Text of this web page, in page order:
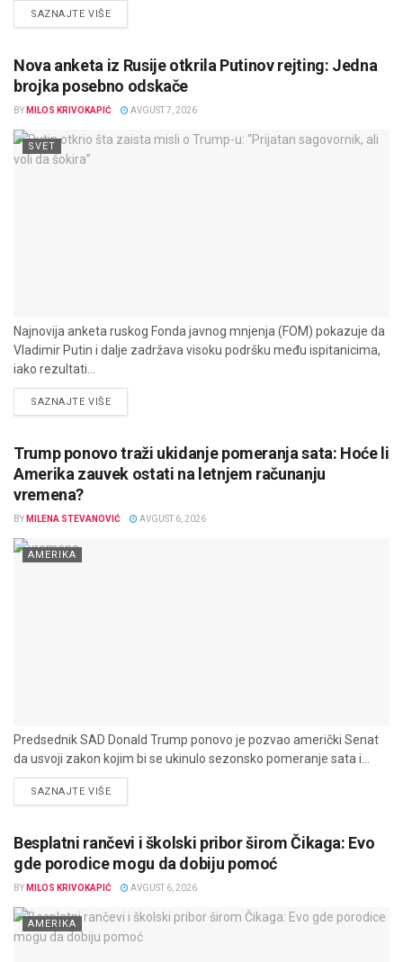
SAZNAJTE VIŠEDETAILS
Nova anketa iz Rusije otkrila Putinov rejting: Jedna
brojka posebno odskače
BY MILOS KRIVOKAPIĆ AVGUST 7, 2026
SVET
Najnovija anketa ruskog Fonda javnog mnjenja (FOM) pokazuje da
Vladimir Putin i dalje zadržava visoku podršku među ispitanicima,
iako rezultati...
SAZNAJTE VIŠEDETAILS
Trump ponovo traži ukidanje pomeranja sata: Hoće li
Amerika zauvek ostati na letnjem računanju
vremena?
BY MILENA STEVANOVIĆ AVGUST 6, 2026
AMERIKA
Predsednik SAD Donald Trump ponovo je pozvao američki Senat
da usvoji zakon kojim bi se ukinulo sezonsko pomeranje sata i...
SAZNAJTE VIŠEDETAILS
Besplatni rančevi i školski pribor širom Čikaga: Evo
gde porodice mogu da dobiju pomoć
BY MILOS KRIVOKAPIĆ AVGUST 6, 2026
AMERIKA